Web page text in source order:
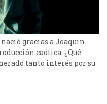
gracias a Joaquin
caótica. ¿Qué
tanto interés por su
Joaquin Phoenix, el
reveló que la idea para